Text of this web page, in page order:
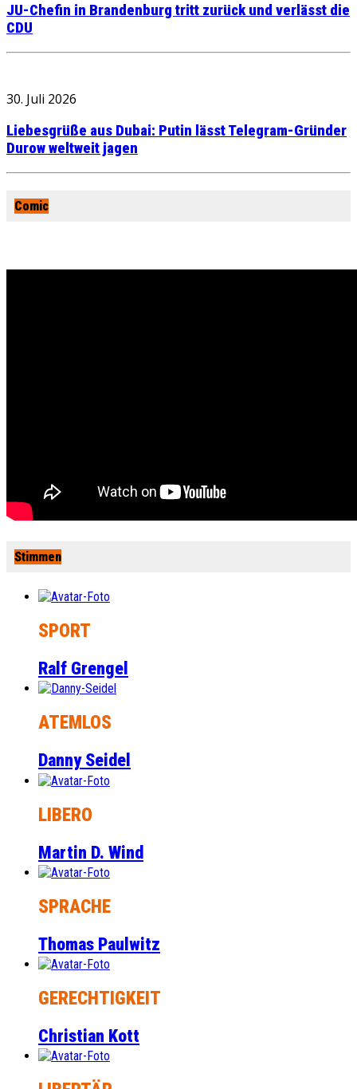
JU-Chefin in Brandenburg tritt zurück und verlässt die
CDU
30. Juli 2026
Liebesgrüße aus Dubai: Putin lässt Telegram-Gründer
Durow weltweit jagen
Comic
Stimmen
SPORT
Ralf Grengel
ATEMLOS
Danny Seidel
LIBERO
Martin D. Wind
SPRACHE
Thomas Paulwitz
GERECHTIGKEIT
Christian Kott